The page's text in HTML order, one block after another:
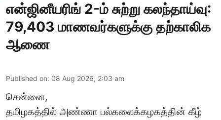
என்ஜினீயரிங் 2-ம் சுற்று கலந்தாய்வு:
79,403 மாணவர்களுக்கு தற்காலிக
ஆணை
Published on: 08 Aug 2026, 2:03 am
சென்னை,
தமிழகத்தில் அண்ணா பல்கலைக்கழகத்தின் கீழ்